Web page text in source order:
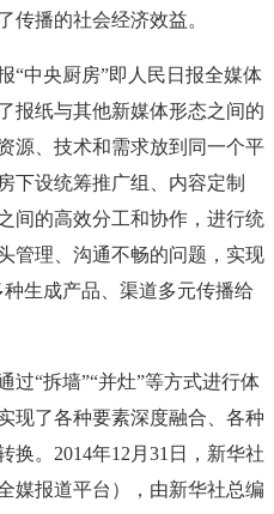
传播的社会经济效益。
“中央厨房”即人民日报全媒体
报纸与其他新媒体形态之间的
源、技术和需求放到同一个平
下设统筹推广组、内容定制
间的高效分工和协作，进行统
管理、沟通不畅的问题，实现
生成产品、渠道多元传播给
“拆墙”“并灶”等方式进行体
现了各种要素深度融合、各种
换。2014年12月31日，新华社
媒报道平台），由新华社总编